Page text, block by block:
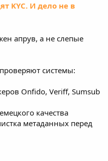
KYC. И дело не в
апрув, а не слепые
системы:
Onfido, Veriff, Sumsub
качества
метаданных перед